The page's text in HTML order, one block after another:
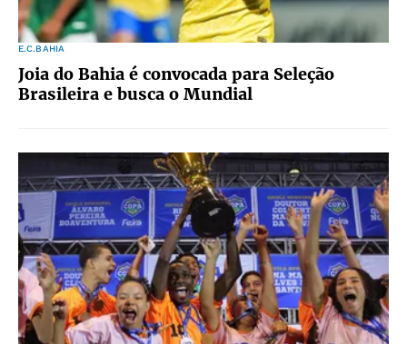
E.C.BAHIA
Joia do Bahia é convocada para Seleção
Brasileira e busca o Mundial